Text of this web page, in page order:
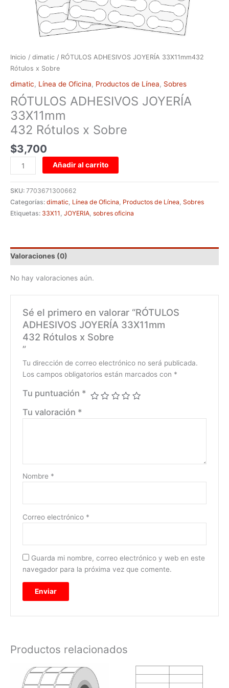
Inicio / dimatic / RÓTULOS ADHESIVOS JOYERÍA 33X11mm432
Rótulos x Sobre
dimatic, Línea de Oficina, Productos de Línea, Sobres
RÓTULOS ADHESIVOS JOYERÍA
33X11mm
432 Rótulos x Sobre
$3,700
Añadir al carrito
SKU: 7703671300662
Categorías: dimatic Línea de Oficina Productos de Línea Sobres
Etiquetas: 33X11 JOYERIA sobres oficina
Valoraciones (0)
No hay valoraciones aún.
Sé el primero en valorar “RÓTULOS
ADHESIVOS JOYERÍA 33X11mm
432 Rótulos x Sobre
”
Tu dirección de correo electrónico no será publicada.
Los campos obligatorios están marcados con *
Tu puntuación *
Tu valoración *
Nombre *
Correo electrónico *
Guarda mi nombre, correo electrónico y web en este
navegador para la próxima vez que comente.
Productos relacionados
de
precios:
Rango
de
precios: